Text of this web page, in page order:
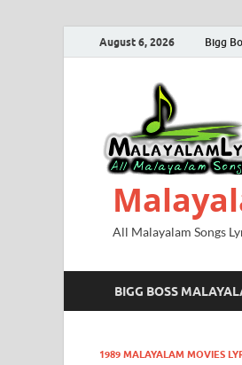
August 6, 2026 Bigg
All Malayalam Songs
BIGG BOSS
1989 MALAYALAM MOVIES